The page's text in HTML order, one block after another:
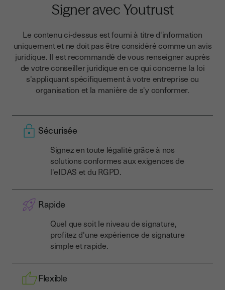
Signer avec Youtrust
Le contenu ci-dessus est fourni à titre d'information
uniquement et ne doit pas être considéré comme un avis
juridique. Il est recommandé de vous renseigner auprès
de votre conseiller juridique en ce qui concerne la loi
s'appliquant spécifiquement à votre entreprise ou
organisation et la manière de s'y conformer.
Sécurisée
Signez en toute légalité grâce à nos
solutions conformes aux exigences de
l'eIDAS et du RGPD.
Rapide
Quel que soit le niveau de signature,
profitez d'une expérience de signature
simple et rapide.
Flexible